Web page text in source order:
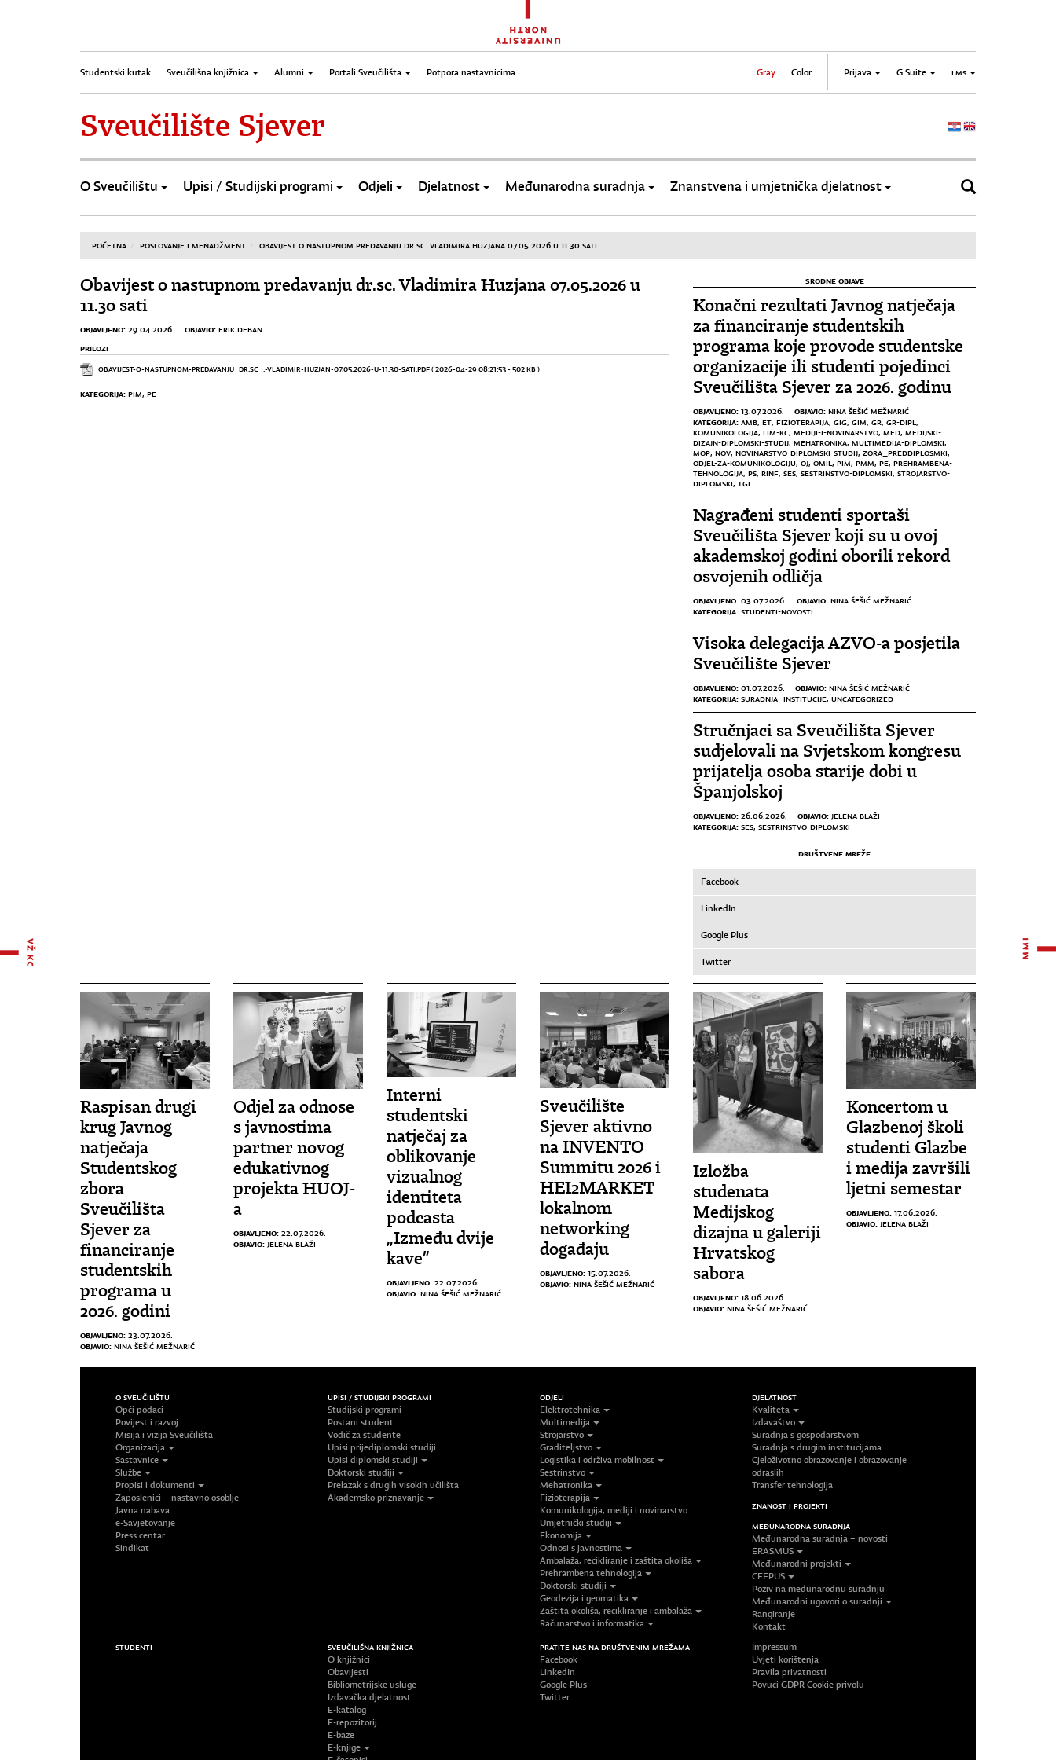
Studentski kutak Sveučilišna knjižnica Alumni Portali Sveučilišta Potpora nastavnicima Gray Color Prijava G Suite LMS
Sveučilište Sjever
O Sveučilištu Upisi / Studijski programi Odjeli Djelatnost Međunarodna suradnja Znanstvena i umjetnička djelatnost
POČETNA POSLOVANJE I MENADŽMENT OBAVIJEST O NASTUPNOM PREDAVANJU DR.SC. VLADIMIRA HUZJANA 07.05.2026 U 11.30 SATI
Obavijest o nastupnom predavanju dr.sc. Vladimira Huzjana 07.05.2026 u
11.30 sati
OBJAVLJENO: 29.04.2026. OBJAVIO: ERIK DEBAN
PRILOZI
OBAVIJEST-O-NASTUPNOM-PREDAVANJU_DR.SC_.-VLADIMIR-HUZJAN-07.05.2026-U-11.30-SATI.PDF( 2026-04-29 08:21:53 - 502 KB )
KATEGORIJA: PIM, PE
SRODNE OBJAVE
Konačni rezultati Javnog natječaja
za financiranje studentskih
programa koje provode studentske
organizacije ili studenti pojedinci
Sveučilišta Sjever za 2026. godinu
OBJAVLJENO: 13.07.2026. OBJAVIO: NINA ŠEŠIĆ MEŽNARIĆ
KATEGORIJA: AMB, ET, FIZIOTERAPIJA, GIG, GIM, GR, GR-DIPL,
KOMUNIKOLOGIJA, LIM-KC, MEDIJI-I-NOVINARSTVO, MED, MEDIJSKI-
DIZAJN-DIPLOMSKI-STUDIJ, MEHATRONIKA, MULTIMEDIJA-DIPLOMSKI,
MOP, NOV, NOVINARSTVO-DIPLOMSKI-STUDIJ, ZORA_PREDDIPLOSMKI,
ODJEL-ZA-KOMUNIKOLOGIJU, OJ, OMIL, PIM, PMM, PE, PREHRAMBENA-
TEHNOLOGIJA, PS, RINF, SES, SESTRINSTVO-DIPLOMSKI, STROJARSTVO-
DIPLOMSKI, TGL
Nagrađeni studenti sportaši
Sveučilišta Sjever koji su u ovoj
akademskoj godini oborili rekord
osvojenih odličja
OBJAVLJENO: 03.07.2026. OBJAVIO: NINA ŠEŠIĆ MEŽNARIĆ
KATEGORIJA: STUDENTI-NOVOSTI
Visoka delegacija AZVO-a posjetila
Sveučilište Sjever
OBJAVLJENO: 01.07.2026. OBJAVIO: NINA ŠEŠIĆ MEŽNARIĆ
KATEGORIJA: SURADNJA_INSTITUCIJE, UNCATEGORIZED
Stručnjaci sa Sveučilišta Sjever
sudjelovali na Svjetskom kongresu
prijatelja osoba starije dobi u
Španjolskoj
OBJAVLJENO: 26.06.2026. OBJAVIO: JELENA BLAŽI
KATEGORIJA: SES, SESTRINSTVO-DIPLOMSKI
DRUŠTVENE MREŽE
Facebook
LinkedIn
Google Plus
Twitter
Raspisan drugi
krug Javnog
natječaja
Studentskog
zbora
Sveučilišta
Sjever za
financiranje
studentskih
programa u
2026. godini
OBJAVLJENO: 23.07.2026.
OBJAVIO: NINA ŠEŠIĆ MEŽNARIĆ
Odjel za odnose
s javnostima
partner novog
edukativnog
projekta HUOJ-
a
OBJAVLJENO: 22.07.2026.
OBJAVIO: JELENA BLAŽI
Interni
studentski
natječaj za
oblikovanje
vizualnog
identiteta
podcasta
„Između dvije
kave”
OBJAVLJENO: 22.07.2026.
OBJAVIO: NINA ŠEŠIĆ MEŽNARIĆ
Sveučilište
Sjever aktivno
na INVENTO
Summitu 2026 i
HEI2MARKET
lokalnom
networking
događaju
OBJAVLJENO: 15.07.2026.
OBJAVIO: NINA ŠEŠIĆ MEŽNARIĆ
Izložba
studenata
Medijskog
dizajna u galeriji
Hrvatskog
sabora
OBJAVLJENO: 18.06.2026.
OBJAVIO: NINA ŠEŠIĆ MEŽNARIĆ
Koncertom u
Glazbenoj školi
studenti Glazbe
i medija završili
ljetni semestar
OBJAVLJENO: 17.06.2026.
OBJAVIO: JELENA BLAŽI
O SVEUČILIŠTU
Opći podaci
Povijest i razvoj
Misija i vizija Sveučilišta
Organizacija
Sastavnice
Službe
Propisi i dokumenti
Zaposlenici – nastavno osoblje
Javna nabava
e-Savjetovanje
Press centar
Sindikat
UPISI / STUDIJSKI PROGRAMI
Studijski programi
Postani student
Vodič za studente
Upisi prijediplomski studiji
Upisi diplomski studiji
Doktorski studiji
Prelazak s drugih visokih učilišta
Akademsko priznavanje
ODJELI
Elektrotehnika
Multimedija
Strojarstvo
Graditeljstvo
Logistika i održiva mobilnost
Sestrinstvo
Mehatronika
Fizioterapija
Komunikologija, mediji i novinarstvo
Umjetnički studiji
Ekonomija
Odnosi s javnostima
Ambalaža, recikliranje i zaštita okoliša
Prehrambena tehnologija
Doktorski studiji
Geodezija i geomatika
Zaštita okoliša, recikliranje i ambalaža
Računarstvo i informatika
DJELATNOST
Kvaliteta
Izdavaštvo
Suradnja s gospodarstvom
Suradnja s drugim institucijama
Cjeloživotno obrazovanje i obrazovanje
odraslih
Transfer tehnologija
ZNANOST I PROJEKTI
MEĐUNARODNA SURADNJA
Međunarodna suradnja – novosti
ERASMUS
Međunarodni projekti
CEEPUS
Poziv na međunarodnu suradnju
Međunarodni ugovori o suradnji
Rangiranje
Kontakt
STUDENTI
SVEUČILIŠNA KNJIŽNICA
O knjižnici
Obavijesti
Bibliometrijske usluge
Izdavačka djelatnost
E-katalog
E-repozitorij
E-baze
E-knjige
PRATITE NAS NA DRUŠTVENIM MREŽAMA
Facebook
LinkedIn
Google Plus
Twitter
Impressum
Uvjeti korištenja
Pravila privatnosti
Povuci GDPR Cookie privolu